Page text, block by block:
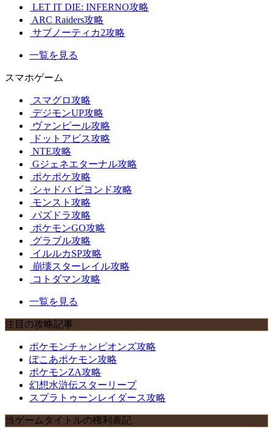
LET IT DIE: INFERNO攻略
ARC Raiders攻略
サブノーティカ2攻略
一覧を見る
スマホゲーム
スマグロ攻略
デジモンUP攻略
ヴァンピール攻略
ドットアビス攻略
NTE攻略
Gジェネエターナル攻略
ポケポケ攻略
シャドバ ビヨンド攻略
モンスト攻略
パズドラ攻略
ポケモンGO攻略
グラブル攻略
イルルカSP攻略
崩壊スターレイル攻略
コトダマン攻略
一覧を見る
注目の攻略記事
ポケモンチャンピオンズ攻略
ぽこあポケモン攻略
ポケモンZA攻略
幻想水滸伝スターリープ
スプラトゥーンレイダース攻略
当ゲームタイトルの権利表記